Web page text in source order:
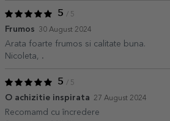
5 / 5
Frumos 30 August 2024
Arata foarte frumos si calitate buna.
Nicoleta, .
5 / 5
O achizitie inspirata 27 August 2024
Recomamd cu încredere